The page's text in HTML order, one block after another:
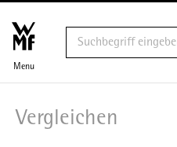
Menu
Vergleichen